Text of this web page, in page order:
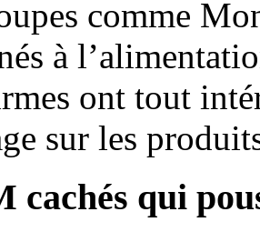
comme
à
ont tout
sur les
cachés qui